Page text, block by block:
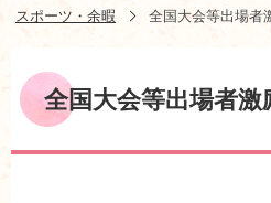
スポーツ・余暇
全国大会等出場者
全国大会等出場者激